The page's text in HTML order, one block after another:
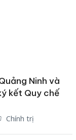
Ninh và
kết Quy chế
Chính trị